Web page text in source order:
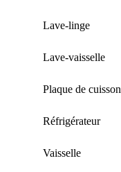
Lave-linge
Lave-vaisselle
Plaque de cuisson
Réfrigérateur
Vaisselle